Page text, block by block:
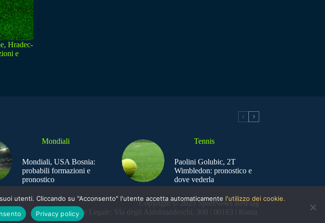
Hradec-
e
Mondiali
Mondiali, USA Bosnia:
probabili formazioni e
pronostico
Tennis
Paolini Golubic, 2T
Wimbledon: pronostico e
dove vederla
Copyright © 2025 SportNews BetFlag
Sede Legale: Via degli Aldobrandeschi, 300 | 00163 | Roma
utenti. Cliccando su "Acconsento" l'utente accetta automaticamente l'utilizzo dei cookie.
Privacy policy